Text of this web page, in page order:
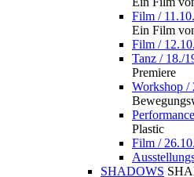
Film /
Ein Film
Film /
Tanz / 18./
Premiere
Workshop /
Plastic
Film /
SHADOWS